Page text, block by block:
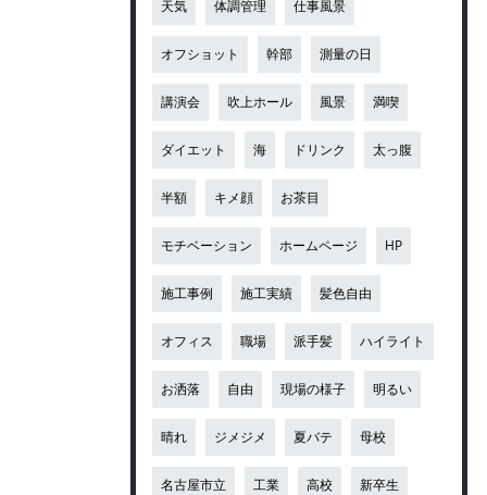
天気 体調管理 仕事風景
オフショット 幹部 測量の日
講演会 吹上ホール 風景 満喫
ダイエット 海 ドリンク 太っ腹
半額 キメ顔 お茶目
モチベーション ホームページ HP
施工事例 施工実績 髪色自由
オフィス 職場 派手髪 ハイライト
お洒落 自由 現場の様子 明るい
晴れ ジメジメ 夏バテ 母校
名古屋市立 工業 高校 新卒生